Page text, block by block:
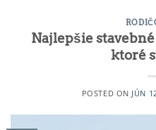
Najlepšie
ktoré
POSTED ON JÚN